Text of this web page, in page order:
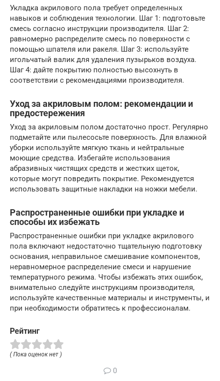
Укладка акрилового пола требует определенных
навыков и соблюдения технологии. Шаг 1: подготовьте
смесь согласно инструкции производителя. Шаг 2:
равномерно распределите смесь по поверхности с
помощью шпателя или ракеля. Шаг 3: используйте
игольчатый валик для удаления пузырьков воздуха.
Шаг 4: дайте покрытию полностью высохнуть в
соответствии с рекомендациями производителя.
Уход за акриловым полом: рекомендации и
предостережения
Уход за акриловым полом достаточно прост. Регулярно
подметайте или пылесосьте поверхность. Для влажной
уборки используйте мягкую ткань и нейтральные
моющие средства. Избегайте использования
абразивных чистящих средств и жестких щеток,
которые могут повредить покрытие. Рекомендуется
использовать защитные накладки на ножки мебели.
Распространенные ошибки при укладке и
способы их избежать
Распространенные ошибки при укладке акрилового
пола включают недостаточно тщательную подготовку
основания, неправильное смешивание компонентов,
неравномерное распределение смеси и нарушение
температурного режима. Чтобы избежать этих ошибок,
внимательно следуйте инструкциям производителя,
используйте качественные материалы и инструменты, и
при необходимости обратитесь к профессионалам.
Рейтинг
( Пока оценок нет )
0